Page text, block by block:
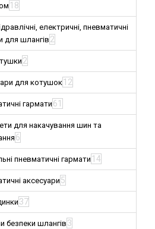
18
електричні, пневматичні
для шлангів 2
2
для котушок12
гармати61
для накачування шин та
6
пневматичні гармати 14
аксесуари 5
37
безпеки шлангів 3